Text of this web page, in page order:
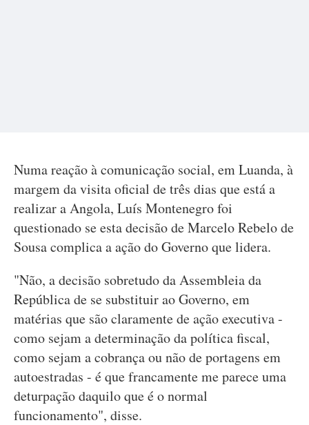
Numa reação à comunicação social, em Luanda, à
margem da visita oficial de três dias que está a
realizar a Angola, Luís Montenegro foi
questionado se esta decisão de Marcelo Rebelo de
Sousa complica a ação do Governo que lidera.
"Não, a decisão sobretudo da Assembleia da
República de se substituir ao Governo, em
matérias que são claramente de ação executiva -
como sejam a determinação da política fiscal,
como sejam a cobrança ou não de portagens em
autoestradas - é que francamente me parece uma
deturpação daquilo que é o normal
funcionamento", disse.